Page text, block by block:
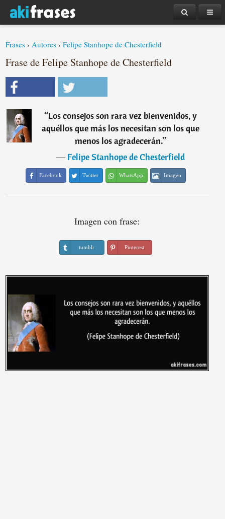
Frases ›Autores ›Felipe Stanhope de Chesterfield
Frase de Felipe Stanhope de Chesterfield
“Los consejos son rara vez bienvenidos, y
aquéllos que más los necesitan son los que
menos los agradecerán.”
―Felipe Stanhope de Chesterfield
Facebook Twitter WhatsApp Imagen
Imagen con frase:
tumblr Pinterest